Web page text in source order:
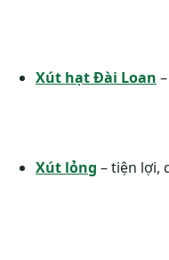
Xút hạt Đài Loan
Xút lỏng – tiện lợi,